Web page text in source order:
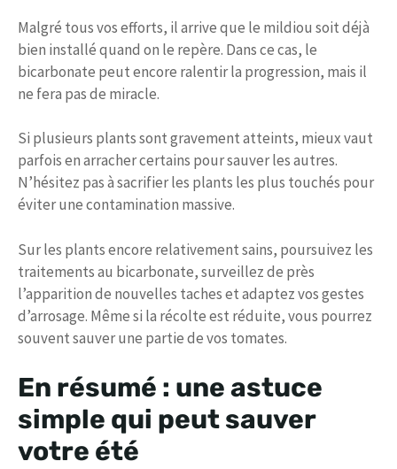
Malgré tous vos efforts, il arrive que le mildiou soit déjà
bien installé quand on le repère. Dans ce cas, le
bicarbonate peut encore ralentir la progression, mais il
ne fera pas de miracle.
Si plusieurs plants sont gravement atteints, mieux vaut
parfois en arracher certains pour sauver les autres.
N’hésitez pas à sacrifier les plants les plus touchés pour
éviter une contamination massive.
Sur les plants encore relativement sains, poursuivez les
traitements au bicarbonate, surveillez de près
l’apparition de nouvelles taches et adaptez vos gestes
d’arrosage. Même si la récolte est réduite, vous pourrez
souvent sauver une partie de vos tomates.
En résumé : une astuce
simple qui peut sauver
votre été